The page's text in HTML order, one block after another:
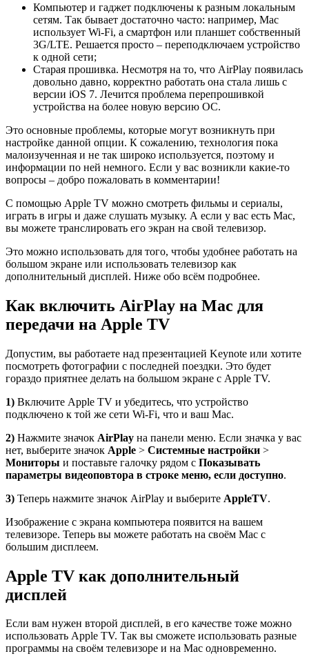
Компьютер и гаджет подключены к разным локальным
сетям. Так бывает достаточно часто: например, Mac
использует Wi-Fi, а смартфон или планшет собственный
3G/LTE. Решается просто – переподключаем устройство
к одной сети;
Старая прошивка. Несмотря на то, что AirPlay появилась
довольно давно, корректно работать она стала лишь с
версии iOS 7. Лечится проблема перепрошивкой
устройства на более новую версию ОС.
Это основные проблемы, которые могут возникнуть при
настройке данной опции. К сожалению, технология пока
малоизученная и не так широко используется, поэтому и
информации по ней немного. Если у вас возникли какие-то
вопросы – добро пожаловать в комментарии!
С помощью Apple TV можно смотреть фильмы и сериалы,
играть в игры и даже слушать музыку. А если у вас есть Mac,
вы можете транслировать его экран на свой телевизор.
Это можно использовать для того, чтобы удобнее работать на
большом экране или использовать телевизор как
дополнительный дисплей. Ниже обо всём подробнее.
Как включить AirPlay на Mac для
передачи на Apple TV
Допустим, вы работаете над презентацией Keynote или хотите
посмотреть фотографии с последней поездки. Это будет
гораздо приятнее делать на большом экране с Apple TV.
1) Включите Apple TV и убедитесь, что устройство
подключено к той же сети Wi-Fi, что и ваш Mac.
2) Нажмите значок AirPlay на панели меню. Если значка у вас
нет, выберите значок Apple > Системные настройки >
Мониторы и поставьте галочку рядом с Показывать
параметры видеоповтора в строке меню, если доступно.
3) Теперь нажмите значок AirPlay и выберите AppleTV.
Изображение с экрана компьютера появится на вашем
телевизоре. Теперь вы можете работать на своём Mac с
большим дисплеем.
Apple TV как дополнительный
дисплей
Если вам нужен второй дисплей, в его качестве тоже можно
использовать Apple TV. Так вы сможете использовать разные
программы на своём телевизоре и на Mac одновременно.